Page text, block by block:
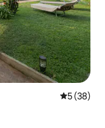
5 (38)